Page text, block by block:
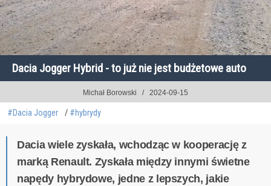
Dacia Jogger Hybrid - to już nie jest budżetowe auto
Michał Borowski 2024-09-15
#Dacia Jogger #hybrydy
Dacia wiele zyskała, wchodząc w kooperację z
marką Renault. Zyskała między innymi świetne
napędy hybrydowe, jedne z lepszych, jakie